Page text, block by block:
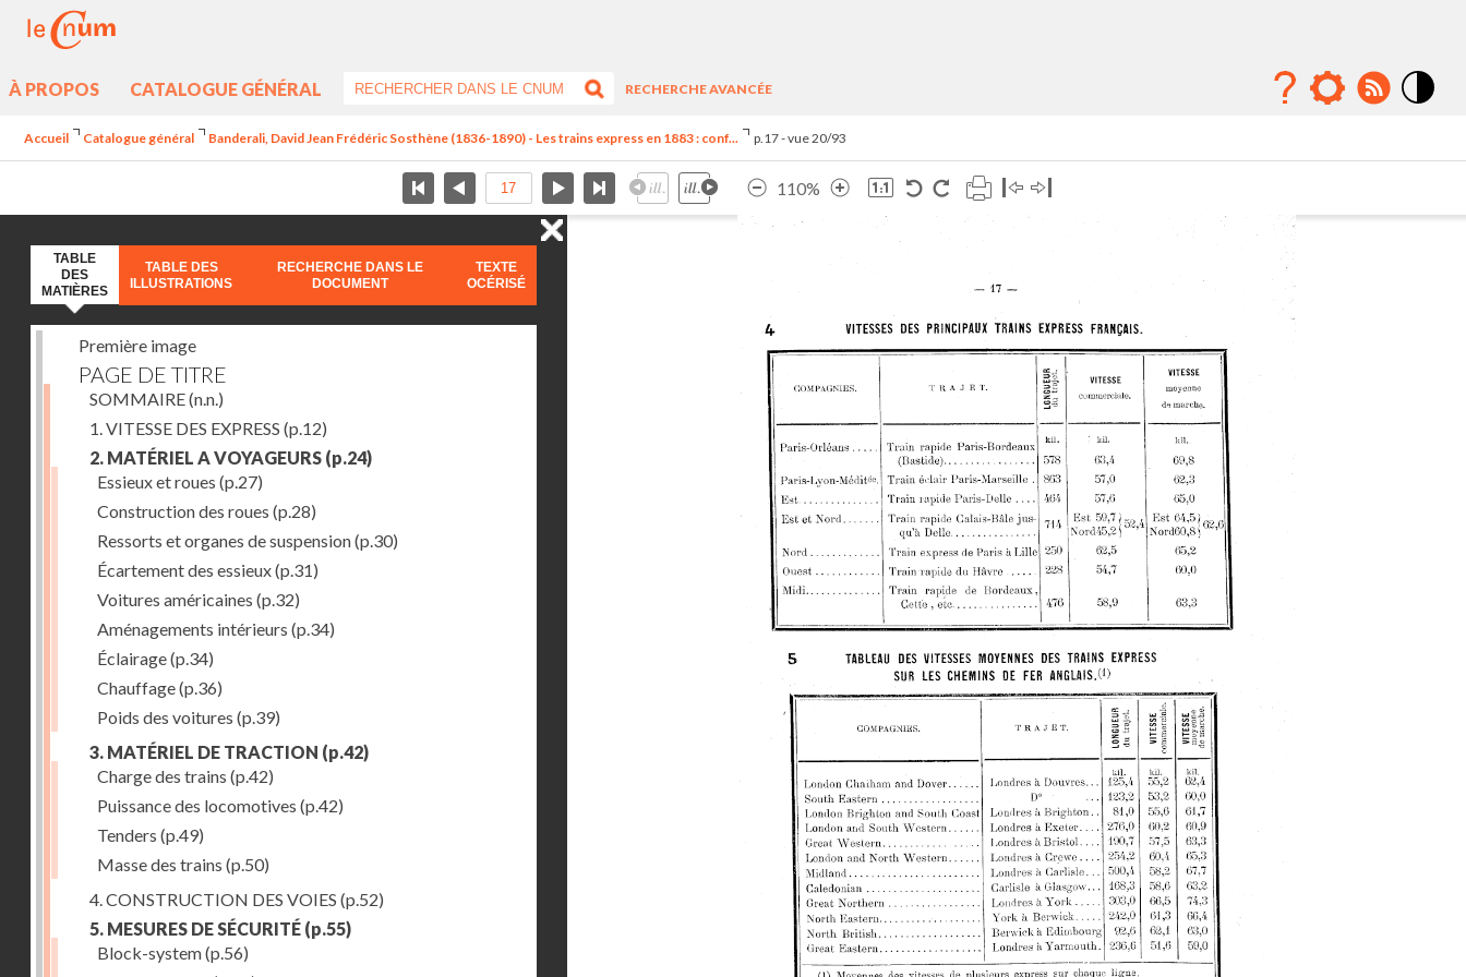
À PROPOS CATALOGUE GÉNÉRAL
RECHERCHE AVANCÉE
Accueil Catalogue général Banderali, David Jean Frédéric Sosthène (1836-1890) - Les trains express en 1883 : conf... p.17 - vue 20/93
110%
TABLE
DES
MATIÈRES
TABLE DES
ILLUSTRATIONS
RECHERCHE DANS LE
DOCUMENT
TEXTE
OCÉRISÉ
Première image
PAGE DE TITRE
SOMMAIRE(n.n.)
1. VITESSE DES EXPRESS (p.12)
2. MATÉRIEL A VOYAGEURS (p.24)
Essieux et roues (p.27)
Construction des roues (p.28)
Ressorts et organes de suspension(p.30)
Écartement des essieux(p.31)
Voitures américaines (p.32)
Aménagements intérieurs (p.34)
Éclairage(p.34)
Chauffage(p.36)
Poids des voitures (p.39)
3. MATÉRIEL DE TRACTION (p.42)
Charge des trains (p.42)
Puissance des locomotives (p.42)
Tenders (p.49)
Masse des trains (p.50)
4. CONSTRUCTION DES VOIES (p.52)
5. MESURES DE SÉCURITÉ (p.55)
Block-system(p.56)